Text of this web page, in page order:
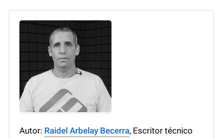
Autor: Raidel Arbelay Becerra, Escritor técnico